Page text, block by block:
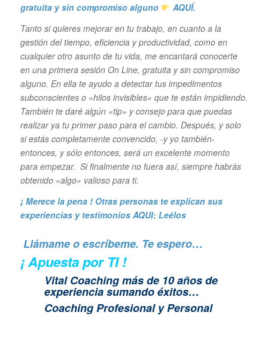
gratuita y sin compromiso alguno
AQUÍ.
Tanto si quieres mejorar en tu trabajo, en cuanto a la
gestión del tiempo, eficiencia y productividad, como en
cualquier otro asunto de tu vida, me encantará conocerte
en una primera sesión On Line, gratuita y sin compromiso
alguno. En ella te ayudo a detectar tus impedimentos
subconscientes o «hilos invisibles» que te están impidiendo.
También te daré algún «tip» y consejo para que puedas
realizar ya tu primer paso para el cambio. Después, y solo
si estás completamente convencido, -y yo también-
entonces, y sólo entonces, será un excelente momento
para empezar. Si finalmente no fuera así, siempre habrás
obtenido «algo» valioso para ti.
¡ Merece la pena ! Otras personas te explican sus
experiencias y testimonios AQUI: Leélos
Llámame o escríbeme. Te espero…
¡ Apuesta por TI !
Vital Coaching más de 10 años de
experiencia sumando éxitos…
Coaching Profesional y Personal